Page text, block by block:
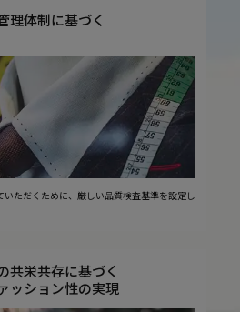
理体制に基づく
ただくために、厳しい品質検査基準を設定し
共栄共存に基づく
ッション性の実現